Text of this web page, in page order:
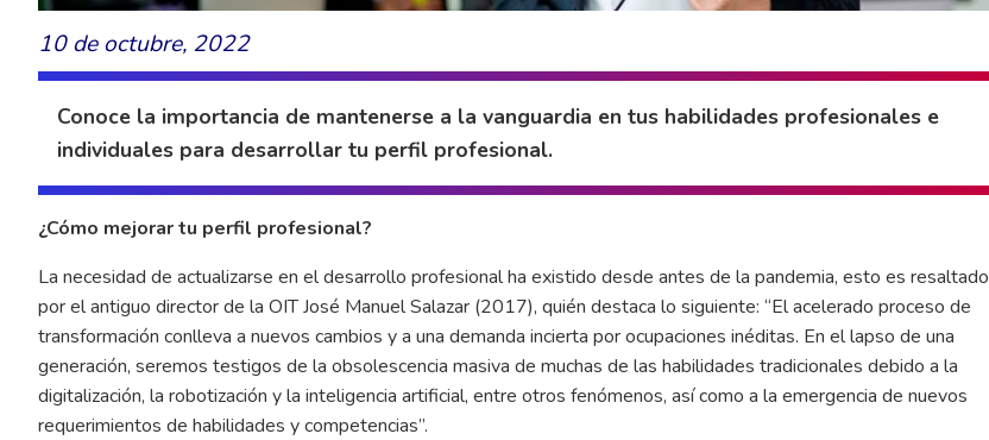
10 de octubre, 2022
Conoce la importancia de mantenerse a la vanguardia en tus habilidades profesionales e
individuales para desarrollar tu perfil profesional.
¿Cómo mejorar tu perfil profesional?
La necesidad de actualizarse en el desarrollo profesional ha existido desde antes de la pandemia, esto es resaltado
por el antiguo director de la OIT José Manuel Salazar (2017), quién destaca lo siguiente: “El acelerado proceso de
transformación conlleva a nuevos cambios y a una demanda incierta por ocupaciones inéditas. En el lapso de una
generación, seremos testigos de la obsolescencia masiva de muchas de las habilidades tradicionales debido a la
digitalización, la robotización y la inteligencia artificial, entre otros fenómenos, así como a la emergencia de nuevos
requerimientos de habilidades y competencias”.